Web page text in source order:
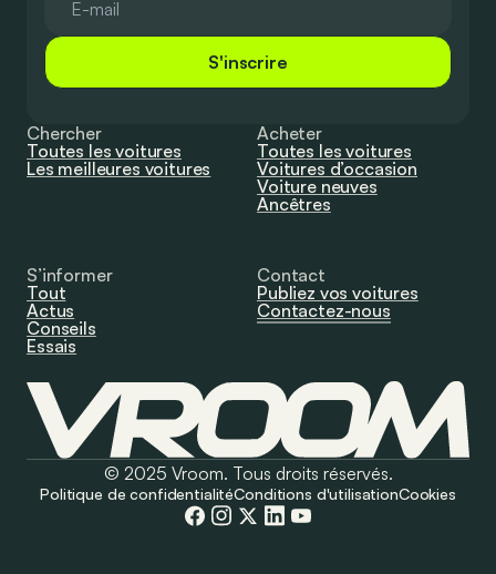
S'inscrire
Chercher
Toutes les voitures
Les meilleures voitures
Acheter
Toutes les voitures
Voitures d’occasion
Voiture neuves
Ancêtres
S’informer
Tout
Actus
Conseils
Essais
Contact
Publiez vos voitures
Contactez-nous
© 2025 Vroom. Tous droits réservés.
Politique de confidentialitéConditions d'utilisationCookies